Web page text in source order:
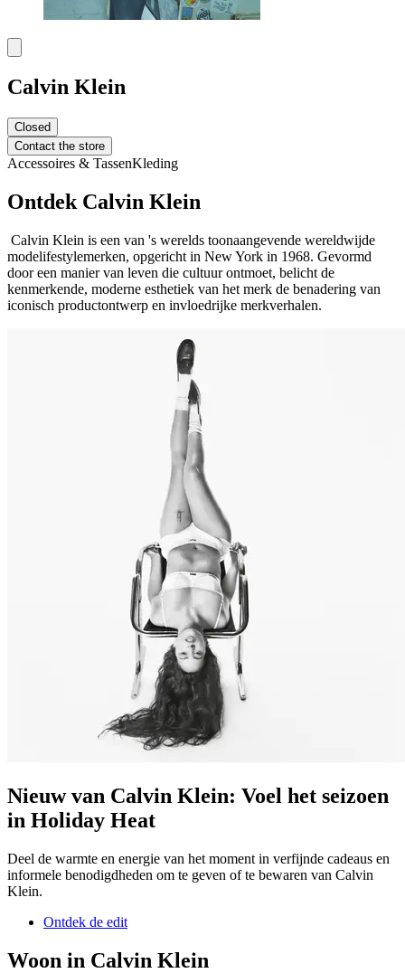
Calvin Klein
Closed
Contact the store
Accessoires & TassenKleding
Ontdek Calvin Klein
Calvin Klein is een van 's werelds toonaangevende wereldwijde
modelifestylemerken, opgericht in New York in 1968. Gevormd
door een manier van leven die cultuur ontmoet, belicht de
kenmerkende, moderne esthetiek van het merk de benadering van
iconisch productontwerp en invloedrijke merkverhalen.
Nieuw van Calvin Klein: Voel het seizoen
in Holiday Heat
Deel de warmte en energie van het moment in verfijnde cadeaus en
informele benodigdheden om te geven of te bewaren van Calvin
Klein.
Ontdek de edit
Woon in Calvin Klein